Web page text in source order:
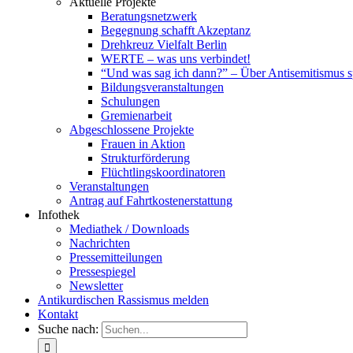
Beratungsnetzwerk
Begegnung schafft Akzeptanz
Drehkreuz Vielfalt Berlin
WERTE – was uns verbindet!
“Und was sag ich dann?” – Über Antisemitismus
Bildungsveranstaltungen
Schulungen
Gremienarbeit
Abgeschlossene Projekte
Frauen in Aktion
Strukturförderung
Flüchtlingskoordinatoren
Veranstaltungen
Antrag auf Fahrtkostenerstattung
Infothek
Mediathek / Downloads
Nachrichten
Pressemitteilungen
Pressespiegel
Newsletter
Antikurdischen Rassismus melden
Kontakt
Suche nach: